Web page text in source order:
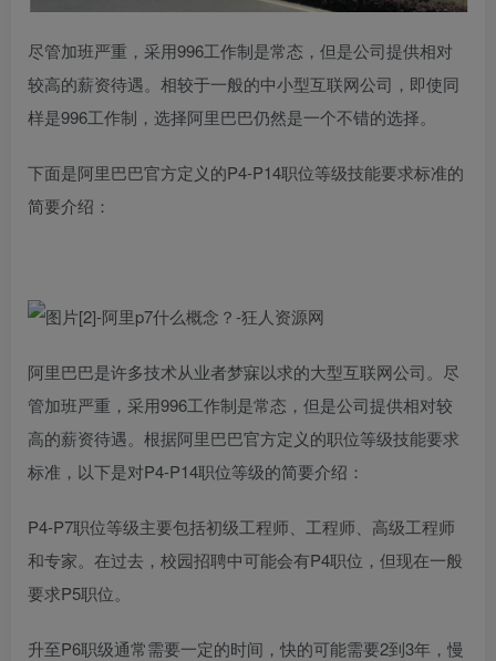
尽管加班严重，采用996工作制是常态，但是公司提供相对
较高的薪资待遇。相较于一般的中小型互联网公司，即使同
样是996工作制，选择阿里巴巴仍然是一个不错的选择。
下面是阿里巴巴官方定义的P4-P14职位等级技能要求标准的
简要介绍：
阿里巴巴是许多技术从业者梦寐以求的大型互联网公司。尽
管加班严重，采用996工作制是常态，但是公司提供相对较
高的薪资待遇。根据阿里巴巴官方定义的职位等级技能要求
标准，以下是对P4-P14职位等级的简要介绍：
P4-P7职位等级主要包括初级工程师、工程师、高级工程师
和专家。在过去，校园招聘中可能会有P4职位，但现在一般
要求P5职位。
升至P6职级通常需要一定的时间，快的可能需要2到3年，慢